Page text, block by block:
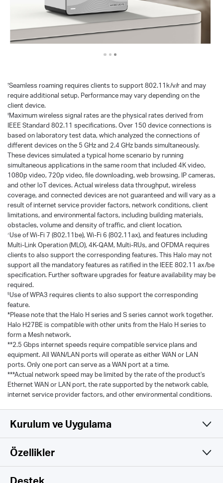
†Seamless roaming requires clients to support 802.11k/v/r and may
require additional setup. Performance may vary depending on the
client device.
‡Maximum wireless signal rates are the physical rates derived from
IEEE Standard 802.11 specifications. Over 150 device connections is
based on laboratory test data, which analyzed the connections of
different devices on the 5 GHz and 2.4 GHz bands simultaneously.
These devices simulated a typical home scenario by running
simultaneous applications in the same room that included 4K video,
1080p video, 720p video, file downloading, web browsing, IP cameras,
and other loT devices. Actual wireless data throughput, wireless
coverage, and connected devices are not guaranteed and will vary as a
result of internet service provider factors, network conditions, client
limitations, and environmental factors, including building materials,
obstacles, volume and density of traffic, and client location.
△Use of Wi-Fi 7 (802.11be), Wi-Fi 6 (802.11ax), and features including
Multi-Link Operation (MLO), 4K-QAM, Multi-RUs, and OFDMA requires
clients to also support the corresponding features. This Halo may not
support all the mandatory features as ratified in the IEEE 802.11 ax/be
specification. Further software upgrades for feature availability may be
required.
§Use of WPA3 requires clients to also support the corresponding
feature.
*Please note that the Halo H series and S series cannot work together.
Halo H27BE is compatible with other units from the Halo H series to
form a Mesh network.
**2.5 Gbps internet speeds require compatible service plans and
equipment. All WAN/LAN ports will operate as either WAN or LAN
ports. Only one port can serve as a WAN port at a time.
***Actual network speed may be limited by the rate of the product's
Ethernet WAN or LAN port, the rate supported by the network cable,
internet service provider factors, and other environmental conditions.
Kurulum ve Uygulama
Basit ve İşlevsel
Özellikler
Wireless